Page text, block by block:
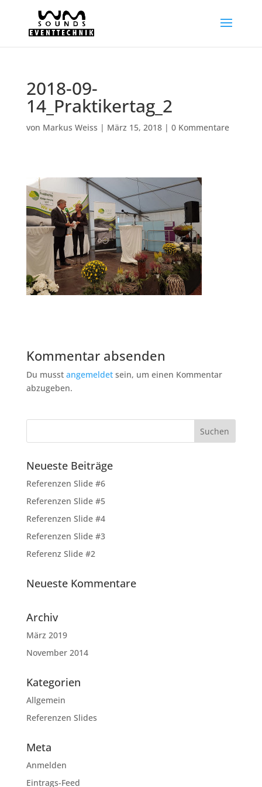
2018-09-
14_Praktikertag_2
von Markus Weiss | März 15, 2018| 0 Kommentare
Kommentar absenden
Du musst angemeldetsein, um einen Kommentar
abzugeben.
Neueste Beiträge
Referenzen Slide #6
Referenzen Slide #5
Referenzen Slide #4
Referenzen Slide #3
Referenz Slide #2
Neueste Kommentare
Archiv
März 2019
November 2014
Kategorien
Allgemein
Referenzen Slides
Meta
Anmelden
Eintrags-Feed